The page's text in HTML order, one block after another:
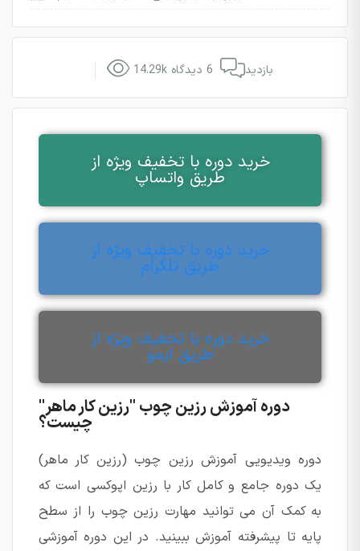
14.29k بازدید
خرید دوره با تخفیف ویژه از
طریق واتساپ
خرید دوره با تخفیف ویژه از
طریق تلگرام
خرید دوره با تخفیف ویژه از
طریق ایمو
دوره آموزش رزین چوب "رزین کار ماهر"
چیست؟
دوره ویدیویی آموزش رزین چوب (رزین کار ماهر)
یک دوره جامع و کامل کار با رزین اپوکسی است که
به کمک آن می توانید مهارت رزین چوب را از سطح
پایه تا پیشرفته آموزش ببینید. در این دوره آموزشی